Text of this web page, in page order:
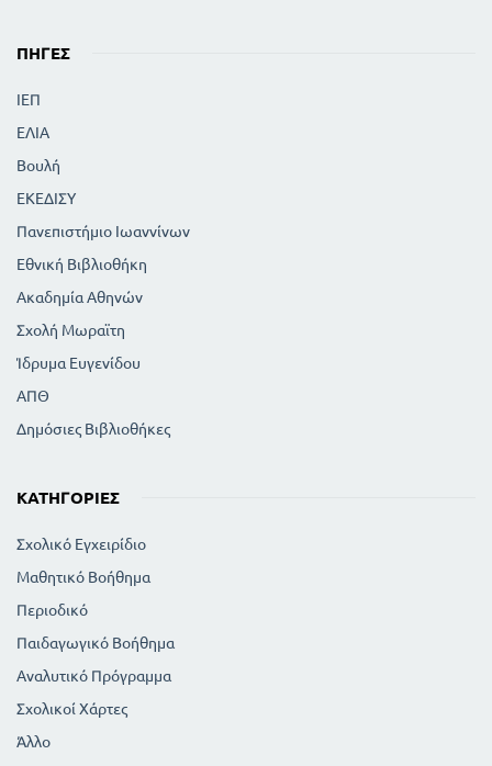
ΠΗΓΈΣ
ΙΕΠ
ΕΛΙΑ
Βουλή
ΕΚΕΔΙΣΥ
Πανεπιστήμιο Ιωαννίνων
Εθνική Βιβλιοθήκη
Ακαδημία Αθηνών
Σχολή Μωραϊτη
Ίδρυμα Ευγενίδου
ΑΠΘ
Δημόσιες Βιβλιοθήκες
ΚΑΤΗΓΟΡΊΕΣ
Σχολικό Εγχειρίδιο
Μαθητικό Βοήθημα
Περιοδικό
Παιδαγωγικό Βοήθημα
Αναλυτικό Πρόγραμμα
Σχολικοί Χάρτες
Άλλο